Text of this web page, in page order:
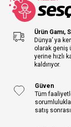
Ürün Gamı,
Dünya’ ya
olarak geniş
yerine hızlı
kaldırıyor.
Güven
Tüm
satış